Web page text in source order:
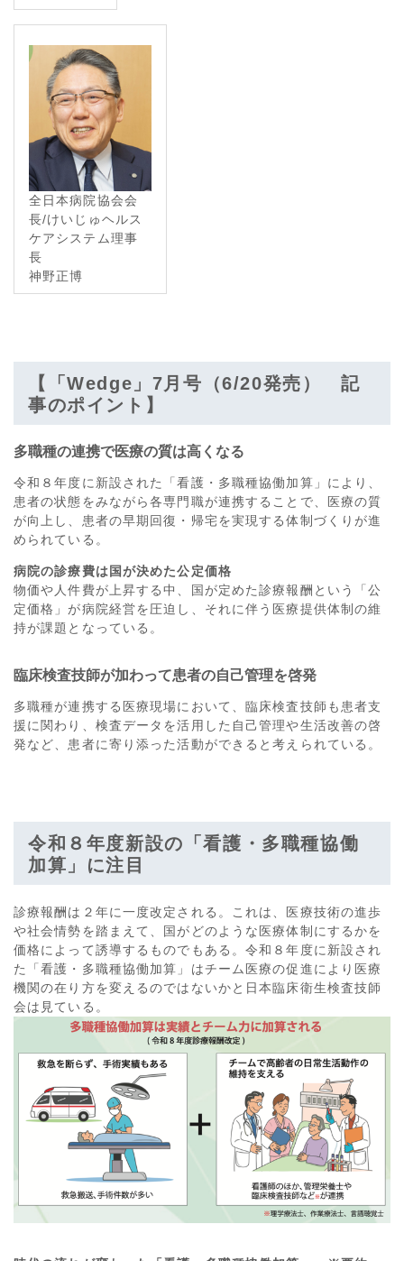
全日本病院協会会
長/けいじゅヘルス
ケアシステム理事
長
神野正博
【「Wedge」7月号（6/20発売） 記
事のポイント】
多職種の連携で医療の質は高くなる
令和８年度に新設された「看護・多職種協働加算」により、
患者の状態をみながら各専門職が連携することで、医療の質
が向上し、患者の早期回復・帰宅を実現する体制づくりが進
められている。
病院の診療費は国が決めた公定価格
物価や人件費が上昇する中、国が定めた診療報酬という「公
定価格」が病院経営を圧迫し、それに伴う医療提供体制の維
持が課題となっている。
臨床検査技師が加わって患者の自己管理を啓発
多職種が連携する医療現場において、臨床検査技師も患者支
援に関わり、検査データを活用した自己管理や生活改善の啓
発など、患者に寄り添った活動ができると考えられている。
令和８年度新設の「看護・多職種協働
加算」に注目
診療報酬は２年に一度改定される。これは、医療技術の進歩
や社会情勢を踏まえて、国がどのような医療体制にするかを
価格によって誘導するものでもある。令和８年度に新設され
た「看護・多職種協働加算」はチーム医療の促進により医療
機関の在り方を変えるのではないかと日本臨床衛生検査技師
会は見ている。